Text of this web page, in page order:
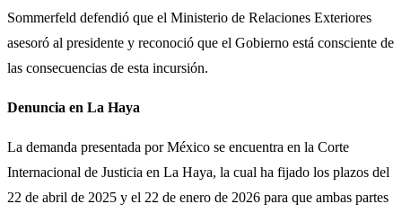
Sommerfeld defendió que el Ministerio de Relaciones Exteriores
asesoró al presidente y reconoció que el Gobierno está consciente de
las consecuencias de esta incursión.
Denuncia en La Haya
La demanda presentada por México se encuentra en la Corte
Internacional de Justicia en La Haya, la cual ha fijado los plazos del
22 de abril de 2025 y el 22 de enero de 2026 para que ambas partes